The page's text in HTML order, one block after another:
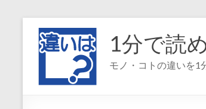
1分で読
モノ・コトの違いを1